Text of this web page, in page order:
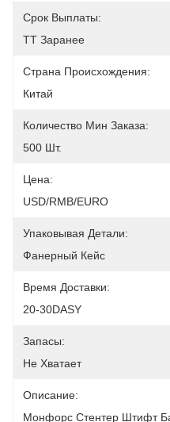
Срок Выплаты:
TT Заранее
Страна Происхождения:
Китай
Количество Мин Заказа:
500 Шт.
Цена:
USD/RMB/EURO
Упаковывая Детали:
Фанерный Кейс
Время Доставки:
20-30DASY
Запасы:
Не Хватает
Описание:
Монфорс Стентер Штифт